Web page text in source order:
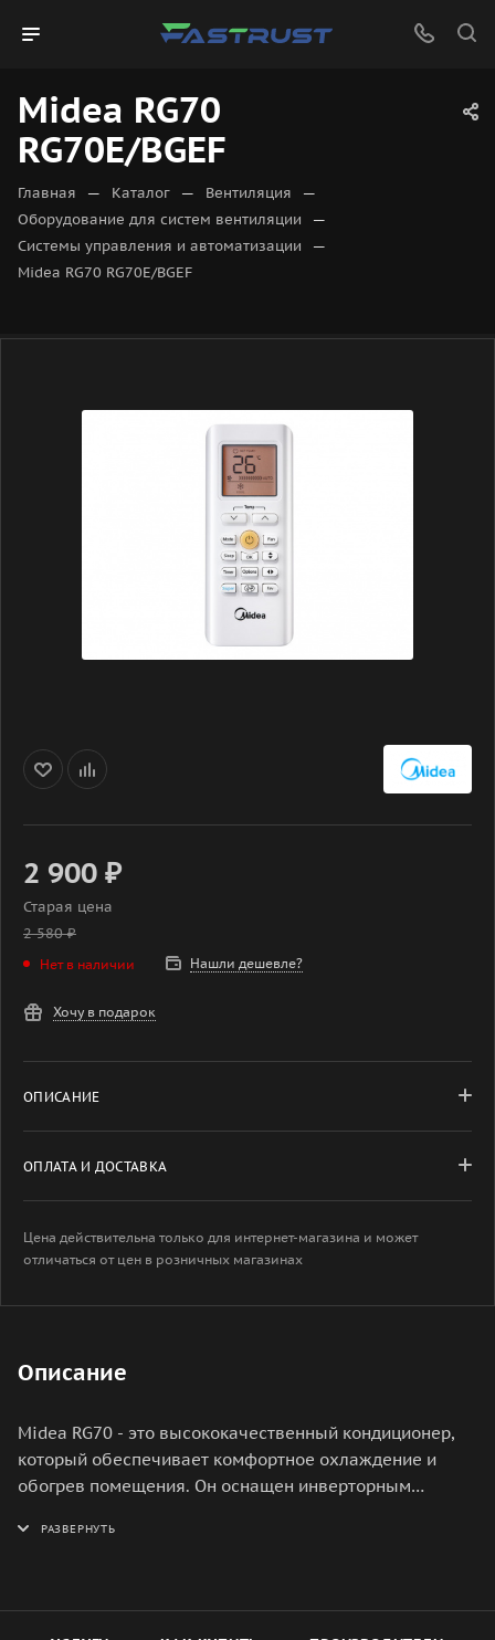
Midea RG70
RG70E/BGEF
Главная — Каталог — Вентиляция —
Оборудование для систем вентиляции —
Системы управления и автоматизации —
Midea RG70 RG70E/BGEF
2 900 ₽
Старая цена
2 580₽
Нет в наличии Нашли дешевле?
Хочу в подарок
ОПИСАНИЕ
ОПЛАТА И ДОСТАВКА
Цена действительна только для интернет-магазина и может
отличаться от цен в розничных магазинах
Описание
Midea RG70 - это высококачественный кондиционер,
который обеспечивает комфортное охлаждение и
обогрев помещения. Он оснащен инверторным
и обеспечивает плавное регулирование температуры.
помещение площадью до 70 квадратных метров.